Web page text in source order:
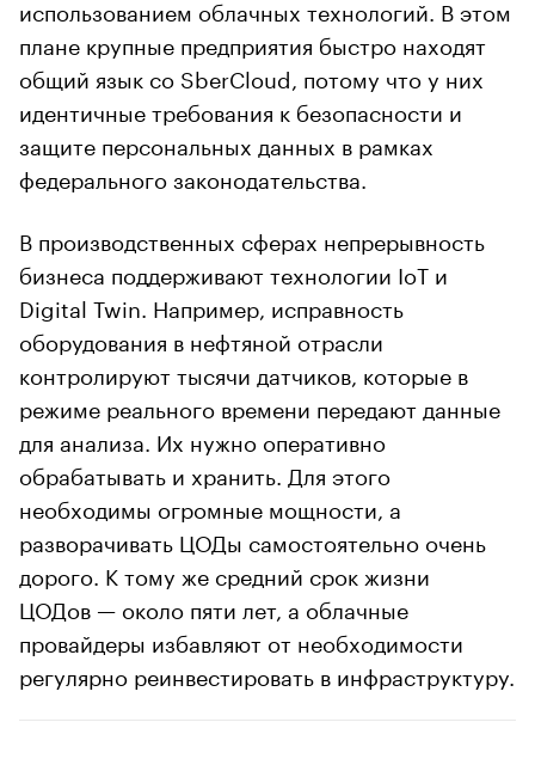
использованием облачных технологий. В этом
плане крупные предприятия быстро находят
общий язык со SberCloud, потому что у них
идентичные требования к безопасности и
защите персональных данных в рамках
федерального законодательства.
В производственных сферах непрерывность
бизнеса поддерживают технологии IoT и
Digital Twin. Например, исправность
оборудования в нефтяной отрасли
контролируют тысячи датчиков, которые в
режиме реального времени передают данные
для анализа. Их нужно оперативно
обрабатывать и хранить. Для этого
необходимы огромные мощности, а
разворачивать ЦОДы самостоятельно очень
дорого. К тому же средний срок жизни
ЦОДов — около пяти лет, а облачные
провайдеры избавляют от необходимости
регулярно реинвестировать в инфраструктуру.